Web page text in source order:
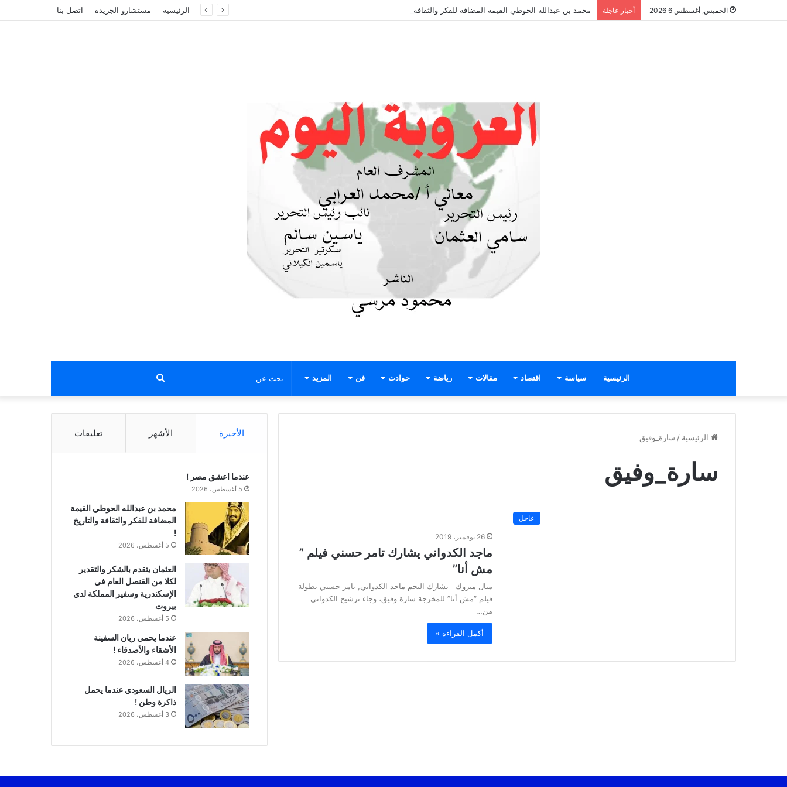
الخميس, أغسطس 6 2026 أخبار عاجلة محمد بن عبدالله الحوطي القيمة المضافة للفكر والثقافة والتاريخ ! الرئيسية مستشارو الجريدة اتصل بنا
الرئيسية سياسة اقتصاد مقالات رياضة حوادث فن المزيد بحث
عن
الرئيسية / سارة_وفيق
سارة_وفيق
عاجل
26 نوفمبر، 2019
ماجد الكدواني يشارك تامر حسني فيلم ”
مش أنا”
منال مبروك يشارك النجم ماجد الكدواني, تامر حسني بطولة
فيلم “مش أنا” للمخرجة سارة وفيق، وجاء ترشيح الكدواني
من…
أكمل القراءة »
الأخيرة الأشهر تعليقات
عندما اعشق مصر !
5 أغسطس، 2026
محمد بن عبدالله الحوطي القيمة
المضافة للفكر والثقافة والتاريخ
!
5 أغسطس، 2026
العثمان يتقدم بالشكر والتقدير
لكلا من القنصل العام في
الإسكندرية وسفير المملكة لدي
بيروت
5 أغسطس، 2026
عندما يحمي ربان السفينة
الأشقاء والأصدقاء !
4 أغسطس، 2026
الريال السعودي عندما يحمل
ذاكرة وطن !
3 أغسطس، 2026